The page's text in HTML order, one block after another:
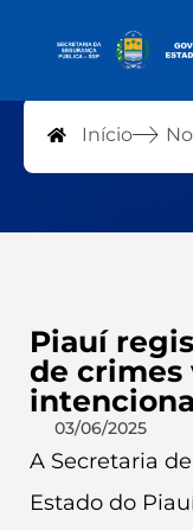
Notícias
Início
Piauí
de crimes
03/06/2025
A Secretaria
Estado do